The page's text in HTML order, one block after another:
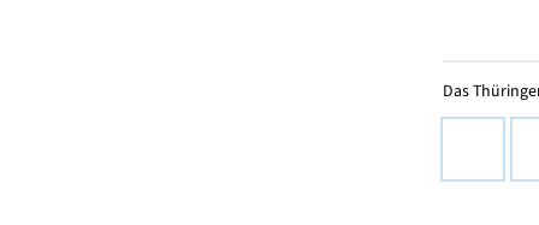
Das